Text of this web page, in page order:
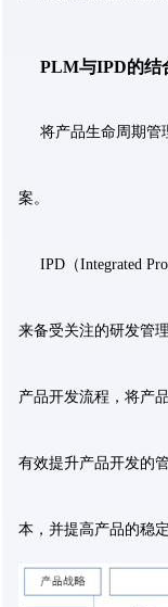
PLM与IPD的结
将产品生命周期管
案。
IPD（Integrated
来备受关注的研发管
产品开发流程，将产
有效提升产品开发的
本，并提高产品的稳